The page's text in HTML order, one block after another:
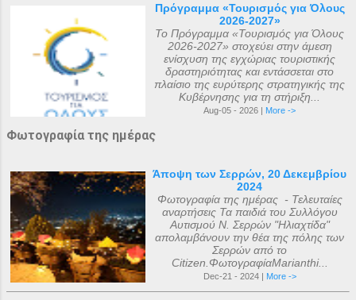
Πρόγραμμα «Τουρισμός για Όλους
2026-2027»
Το Πρόγραμμα «Τουρισμός για Όλους
2026-2027» στοχεύει στην άμεση
ενίσχυση της εγχώριας τουριστικής
δραστηριότητας και εντάσσεται στο
πλαίσιο της ευρύτερης στρατηγικής της
Κυβέρνησης για τη στήριξη...
Aug-05 - 2026 | More ->
Φωτογραφία της ημέρας
Άποψη των Σερρών, 20 Δεκεμβρίου
2024
Φωτογραφία της ημέρας - Τελευταίες
αναρτήσεις Τα παιδιά του Συλλόγου
Αυτισμού Ν. Σερρών "Ηλιαχτίδα"
απολαμβάνουν την θέα της πόλης των
Σερρών από το
Citizen.ΦωτογραφίαMarianthi...
Dec-21 - 2024 | More ->